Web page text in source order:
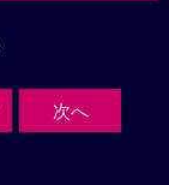
次へ